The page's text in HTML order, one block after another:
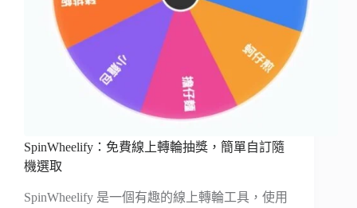
SpinWheelify：免費線上轉輪抽獎，簡單自訂隨
機選取
SpinWheelify 是一個有趣的線上轉輪工具，使用